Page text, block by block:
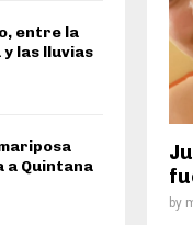
by
entre la
las lluvias
a Quintana